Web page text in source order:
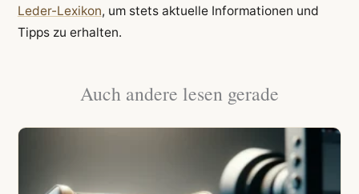
Leder-Lexikon, um stets aktuelle Informationen und
Tipps zu erhalten.
Auch andere lesen gerade